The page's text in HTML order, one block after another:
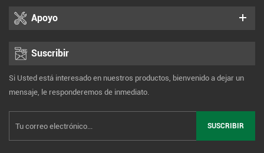
Apoyo
Suscribir
Si Usted está interesado en nuestros productos, bienvenido a dejar un
mensaje, le responderemos de inmediato.